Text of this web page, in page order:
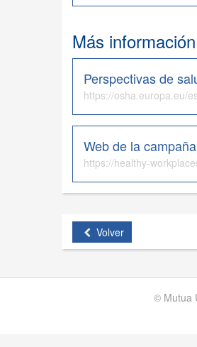
Más información
Perspectivas de
https://osha.europa.eu/
Web de la
https://healthy-
Volver
© Mutua